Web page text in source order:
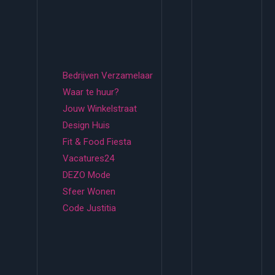
Bedrijven Verzamelaar
Waar te huur?
Jouw Winkelstraat
Design Huis
Fit & Food Fiesta
Vacatures24
DEZO Mode
Sfeer Wonen
Code Justitia